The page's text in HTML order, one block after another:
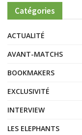
Catégories
ACTUALITÉ
AVANT-MATCHS
BOOKMAKERS
EXCLUSIVITÉ
INTERVIEW
LES ELEPHANTS